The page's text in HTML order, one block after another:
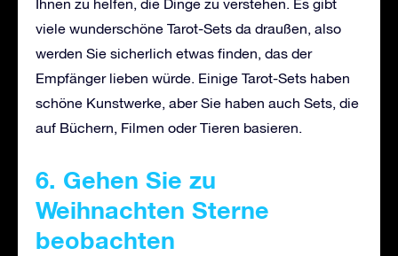
Ihnen zu helfen, die Dinge zu verstehen. Es gibt
viele wunderschöne Tarot-Sets da draußen, also
werden Sie sicherlich etwas finden, das der
Empfänger lieben würde. Einige Tarot-Sets haben
schöne Kunstwerke, aber Sie haben auch Sets, die
auf Büchern, Filmen oder Tieren basieren.
6. Gehen Sie zu
Weihnachten Sterne
beobachten